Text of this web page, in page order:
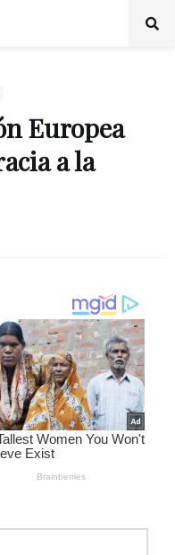
Europea
a la